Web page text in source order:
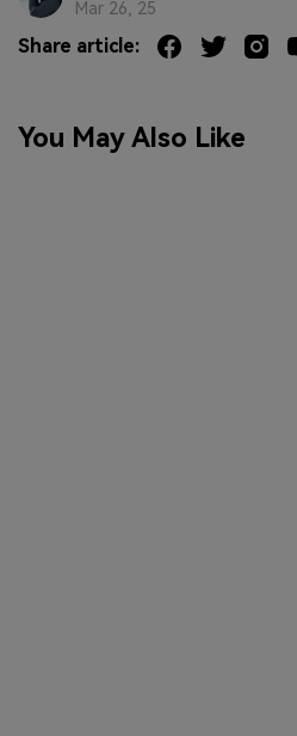
Mar 26, 25
Share article:
You May Also Like